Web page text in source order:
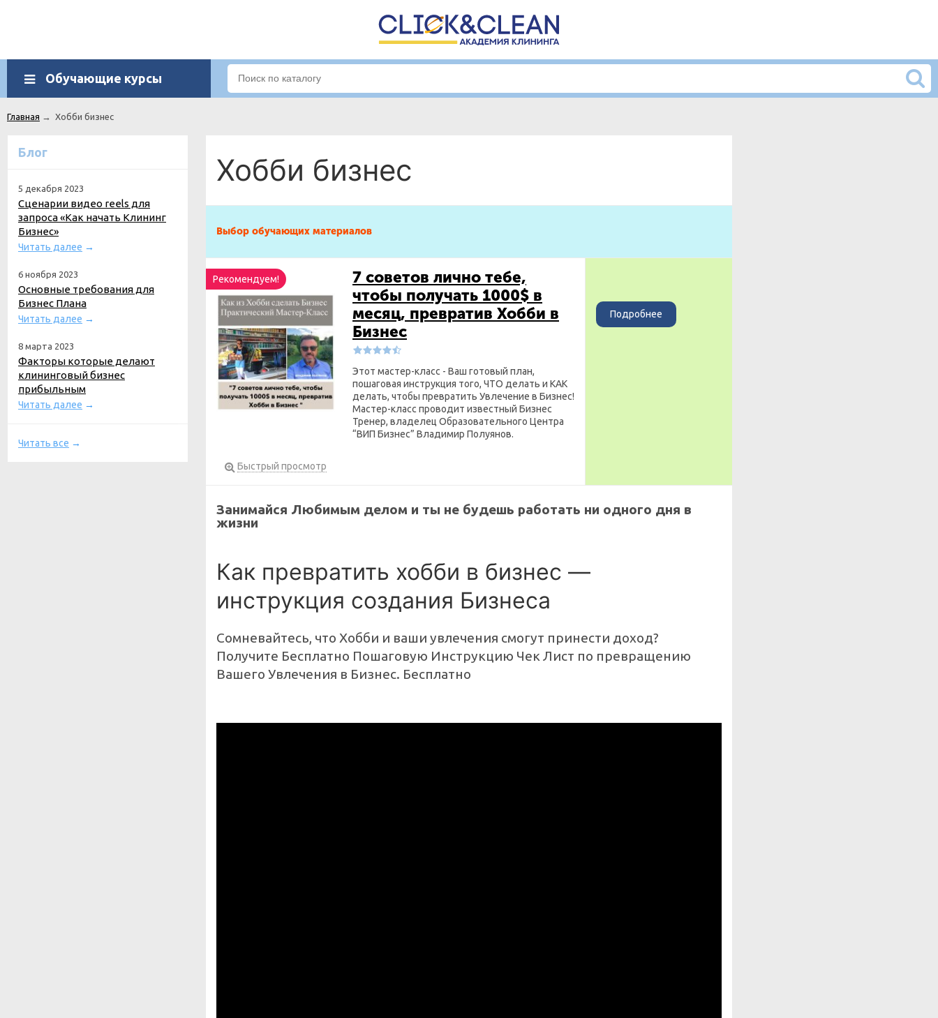
Обучающие курсы
Главная → Хобби бизнес
Блог
5 декабря 2023
Сценарии видео reels для
запроса «Как начать Клининг
Бизнес»
Читать далее →
6 ноября 2023
Основные требования для
Бизнес Плана
Читать далее →
8 марта 2023
Факторы которые делают
клининговый бизнес
прибыльным
Читать далее →
Читать все →
Хобби бизнес
Выбор обучающих материалов
Рекомендуем!
7 советов лично тебе,
чтобы получать 1000$ в
месяц, превратив Хобби в
Бизнес
Этот мастер-класс - Ваш готовый план,
пошаговая инструкция того, ЧТО делать и КАК
делать, чтобы превратить Увлечение в Бизнес!
Мастер-класс проводит известный Бизнес
Тренер, владелец Образовательного Центра
“ВИП Бизнес” Владимир Полуянов.
Подробнее
Быстрый просмотр
Занимайся Любимым делом и ты не будешь работать ни одного дня в
жизни
Как превратить хобби в бизнес —
инструкция создания Бизнеса
Сомневайтесь, что Хобби и ваши увлечения смогут принести доход?
Получите Бесплатно Пошаговую Инструкцию Чек Лист по превращению
Вашего Увлечения в Бизнес. Бесплатно